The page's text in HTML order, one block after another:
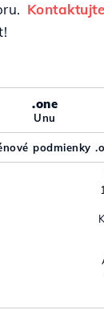
.one
Unu
podmienky